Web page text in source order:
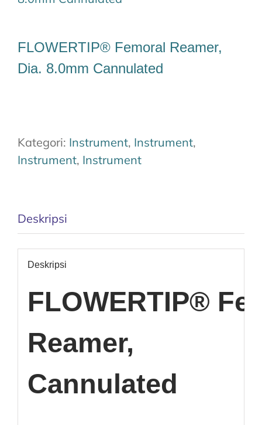
Karir
FLOWERTIP® Femoral Reamer,
Dia. 8.0mm Cannulated
Kategori: Instrument, Instrument,
Instrument, Instrument
Deskripsi
Deskripsi
FLOWERTIP®
Reamer,
Cannulated